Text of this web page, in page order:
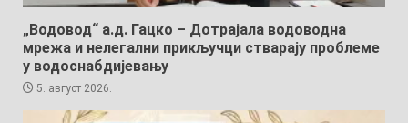
„Водовод“ а.д. Гацко – Дотрајала водоводна
мрежа и нелегални прикључци стварају проблеме
у водоснабдијевању
5. август 2026.